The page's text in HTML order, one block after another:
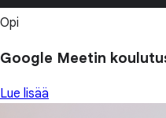
Opi
Google Meetin
Lue lisää